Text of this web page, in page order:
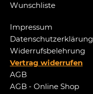
Wunschliste
Impressum
Datenschutzerklärung
Widerrufsbelehrung
Vertrag widerrufen
AGB
AGB - Online Shop